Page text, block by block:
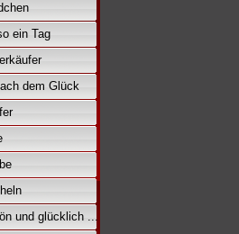
ein Tag
dem Glück
und glücklich ...